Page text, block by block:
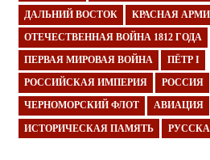
ДАЛЬНИЙ ВОСТОК КРАСНАЯ
ОТЕЧЕСТВЕННАЯ ВОЙНА 1812 ГОДА
ПЕРВАЯ МИРОВАЯ ВОЙНА ПЁТР I
РОССИЙСКАЯ ИМПЕРИЯ РОССИЯ
ЧЕРНОМОРСКИЙ ФЛОТ АВИАЦИЯ
ИСТОРИЧЕСКАЯ ПАМЯТЬ